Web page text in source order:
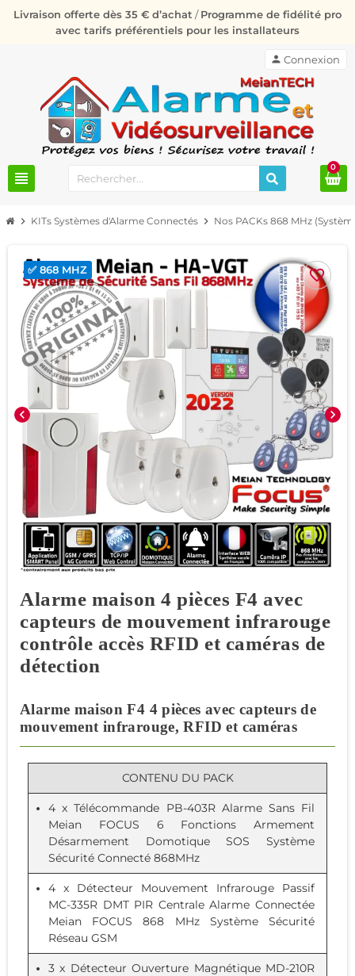
Livraison offerte dès 35 € d’achat /Programme de fidélité pro
avec tarifs préférentiels pour les installateurs
view_headline
person Connexion
0
chevron_right KITs Systèmes d'Alarme Connectés chevron_right Nos PACKs 868 MHz
favorite_border
chevron_left chevron_right
✅ 868 MHZ
Alarme maison 4 pièces F4 avec
capteurs de mouvement infrarouge
contrôle accès RFID et caméras de
détection
Alarme maison F4 4 pièces avec capteurs de
mouvement infrarouge, RFID et caméras
CONTENU DU PACK
4 xTélécommande PB-403R Alarme Sans Fil
Meian FOCUS 6 Fonctions Armement
Désarmement Domotique SOS Système
Sécurité Connecté 868MHz
4 x Détecteur Mouvement Infrarouge Passif
MC-335R DMT PIR Centrale Alarme Connectée
Meian FOCUS 868 MHz Système Sécurité
Réseau GSM
3 x Détecteur Ouverture Magnétique MD-210R